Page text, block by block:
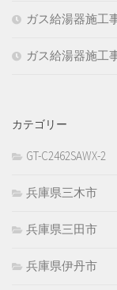
ガス給湯器施工
ガス給湯器施工
カテゴリー
GT-C2462SAWX-2
兵庫県三木市
兵庫県三田市
兵庫県伊丹市